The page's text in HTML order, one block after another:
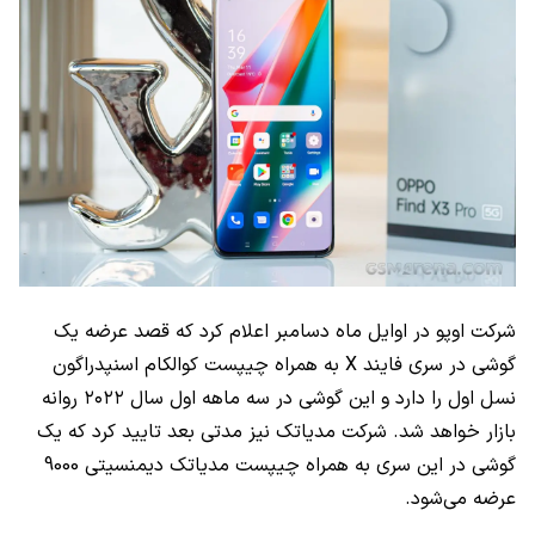
شرکت اوپو در اوایل ماه دسامبر اعلام کرد که قصد عرضه یک
گوشی در سری فایند X به همراه چیپست کوالکام اسنپدراگون
نسل اول را دارد و این گوشی در سه ماهه اول سال ۲۰۲۲ روانه
بازار خواهد شد. شرکت مدیاتک نیز مدتی بعد تایید کرد که یک
گوشی در این سری به همراه چیپست مدیاتک دیمنسیتی 9000
عرضه می‌شود.